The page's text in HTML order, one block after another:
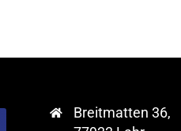
Breitmatten 36,